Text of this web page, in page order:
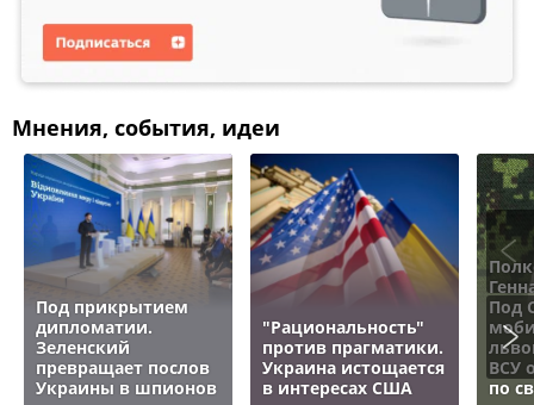
Мнения, события, идеи
Под прикрытием
дипломатии.
Зеленский
превращает послов
Украины в шпионов
"Рациональность"
против прагматики.
Украина истощается
в интересах США
Под
ВСУ
по